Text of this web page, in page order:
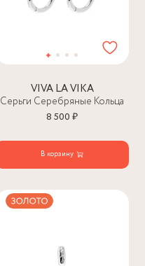
VIVA LA VIKA
Серьги Серебряные Кольца
8 500 ₽
В корзину